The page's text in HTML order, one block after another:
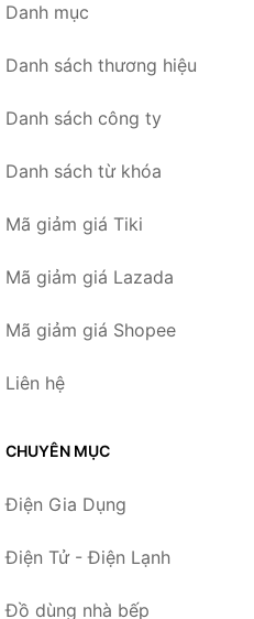
Danh mục
Danh sách thương hiệu
Danh sách công ty
Danh sách từ khóa
Mã giảm giá Tiki
Mã giảm giá Lazada
Mã giảm giá Shopee
Liên hệ
CHUYÊN MỤC
Điện Gia Dụng
Điện Tử - Điện Lạnh
Đồ dùng nhà bếp